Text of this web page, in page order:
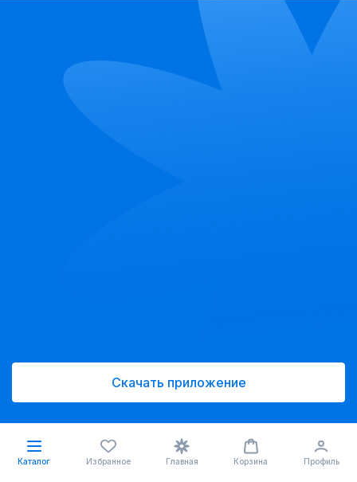
Скачать приложение
Каталог Избранное Главная Корзина Профиль